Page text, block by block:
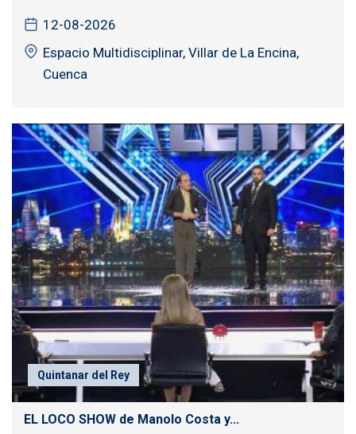
12-08-2026
Espacio Multidisciplinar, Villar de La Encina,
Cuenca
Quintanar del Rey
EL LOCO SHOW de Manolo Costa y...